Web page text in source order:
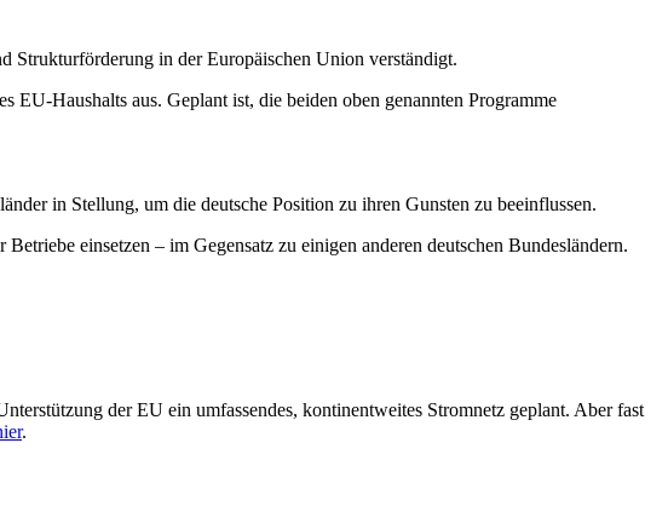
Strukturförderung in der Europäischen Union verständigt.
Haushalts aus. Geplant ist, die beiden oben genannten Programme
in Stellung, um die deutsche Position zu ihren Gunsten zu beeinflussen.
einsetzen – im Gegensatz zu einigen anderen deutschen Bundesländern.
der EU ein umfassendes, kontinentweites Stromnetz geplant. Aber fast
.